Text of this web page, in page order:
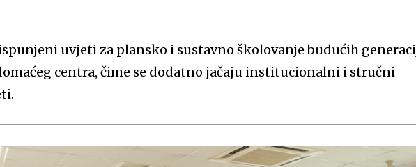
ispunjeni uvjeti za plansko i sustavno školovanje budućih
centra, čime se dodatno jačaju institucionalni i stručni